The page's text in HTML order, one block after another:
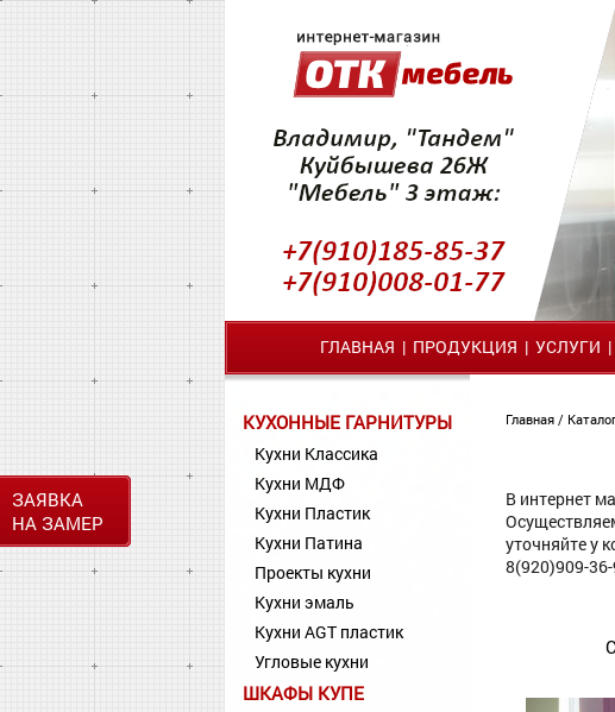
ЗАЯВКА
НА ЗАМЕР
ГЛАВНАЯ | ПРОДУКЦИЯ | УСЛУГИ |
КУХОННЫЕ ГАРНИТУРЫ
Кухни Классика
Кухни МДФ
Кухни Пластик
Кухни Патина
Проекты кухни
Кухни эмаль
Кухни AGT пластик
Угловые кухни
ШКАФЫ КУПЕ
Главная /
В интернет
уточняйте у
8(920)909-